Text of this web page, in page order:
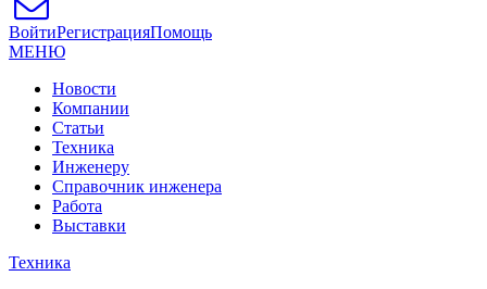
ВойтиРегистрацияПомощь
МЕНЮ
Новости
Компании
Статьи
Техника
Инженеру
Справочник инженера
Работа
Выставки
Техника